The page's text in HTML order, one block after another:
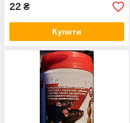
22 ₴
Купити